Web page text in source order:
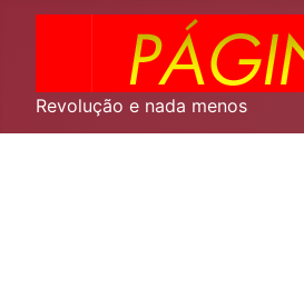
Revolução e nada menos